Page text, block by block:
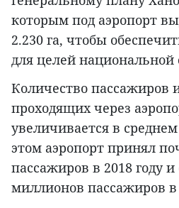
которым под аэропорт
2.230 га, чтобы
для целей национальной
Количество пассажиров
проходящих через
увеличивается в
этом аэропорт принял
пассажиров в 2018 году и
миллионов пассажиров в